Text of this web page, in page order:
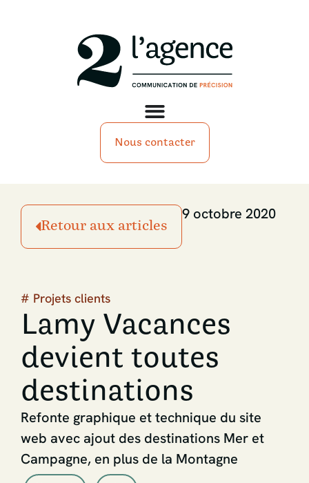
Nous contacter
Retour aux articles
9 octobre 2020
# Projets clients
Lamy Vacances
devient toutes
destinations
Refonte graphique et technique du site
web avec ajout des destinations Mer et
Campagne, en plus de la Montagne